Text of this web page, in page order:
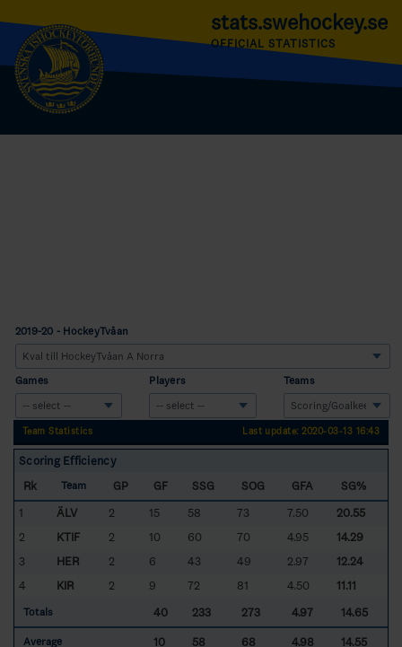
stats.swehockey.se
OFFICIAL STATISTICS
2019-20 - HockeyTvåan
Games Players Teams
Team Statistics Last update: 2020-03-13 16:43
Scoring Efficiency
Rk
Team GP GF SSG SOG GFA
SG%
1
ÄLV 2 15 58 73 7.50
20.55
2
KTIF 2 10 60 70 4.95
14.29
3
HER 2 6 43 49 2.97
12.24
4
KIR 2 9 72 81 4.50 11.11
Totals 40 233 273 4.97 14.65
Average 10 58 68 4.98
14.55